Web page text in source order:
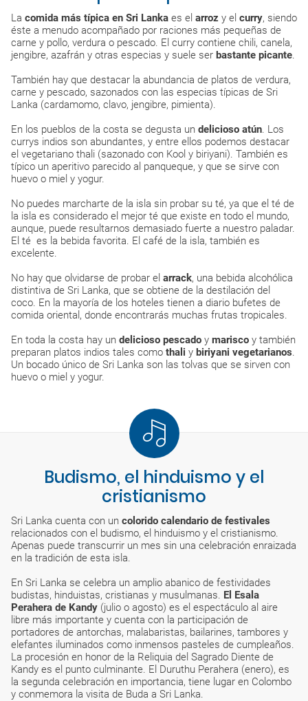
La comida más típica en Sri Lanka es el arroz y el curry, siendo
éste a menudo acompañado por raciones más pequeñas de
carne y pollo, verdura o pescado. El curry contiene chili, canela,
jengibre, azafrán y otras especias y suele ser bastante picante.
También hay que destacar la abundancia de platos de verdura,
carne y pescado, sazonados con las especias típicas de Sri
Lanka (cardamomo, clavo, jengibre, pimienta).
En los pueblos de la costa se degusta un delicioso atún. Los
currys indios son abundantes, y entre ellos podemos destacar
el vegetariano thali (sazonado con Kool y biriyani). También es
típico un aperitivo parecido al panqueque, y que se sirve con
huevo o miel y yogur.
No puedes marcharte de la isla sin probar su té, ya que el té de
la isla es considerado el mejor té que existe en todo el mundo,
aunque, puede resultarnos demasiado fuerte a nuestro paladar.
El té es la bebida favorita. El café de la isla, también es
excelente.
No hay que olvidarse de probar el arrack, una bebida alcohólica
distintiva de Sri Lanka, que se obtiene de la destilación del
coco. En la mayoría de los hoteles tienen a diario bufetes de
comida oriental, donde encontrarás muchas frutas tropicales.
En toda la costa hay un delicioso pescado y marisco y también
preparan platos indios tales como thali y biriyani vegetarianos.
Un bocado único de Sri Lanka son las tolvas que se sirven con
huevo o miel y yogur.
Budismo, el hinduismo y el
cristianismo
Sri Lanka cuenta con un colorido calendario de festivales
relacionados con el budismo, el hinduismo y el cristianismo.
Apenas puede transcurrir un mes sin una celebración enraizada
en la tradición de esta isla.
En Sri Lanka se celebra un amplio abanico de festividades
budistas, hinduistas, cristianas y musulmanas. El Esala
Perahera de Kandy (julio o agosto) es el espectáculo al aire
libre más importante y cuenta con la participación de
portadores de antorchas, malabaristas, bailarines, tambores y
elefantes iluminados como inmensos pasteles de cumpleaños.
La procesión en honor de la Reliquia del Sagrado Diente de
Kandy es el punto culminante. El Duruthu Perahera (enero), es
la segunda celebración en importancia, tiene lugar en Colombo
y conmemora la visita de Buda a Sri Lanka.